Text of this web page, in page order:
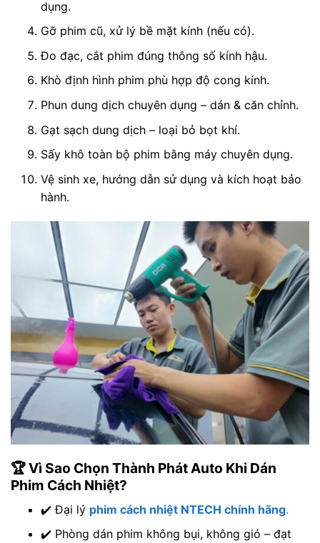
dụng.
Gỡ phim cũ, xử lý bề mặt kính (nếu có).
Đo đạc, cắt phim đúng thông số kính hậu.
Khò định hình phim phù hợp độ cong kính.
Phun dung dịch chuyên dụng – dán & căn chỉnh.
Gạt sạch dung dịch – loại bỏ bọt khí.
Sấy khô toàn bộ phim bằng máy chuyên dụng.
Vệ sinh xe, hướng dẫn sử dụng và kích hoạt bảo
hành.
🏆 Vì Sao Chọn Thành Phát Auto Khi Dán
Phim Cách Nhiệt?
✔️ Đại lý phim cách nhiệt NTECH chính hãng.
✔️ Phòng dán phim không bụi, không gió – đạt